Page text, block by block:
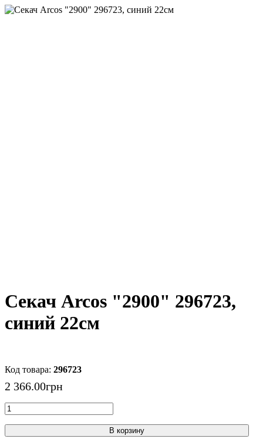
Секач Arcos "2900" 296723,
синий 22см
296723
2 366.00грн
В корзину